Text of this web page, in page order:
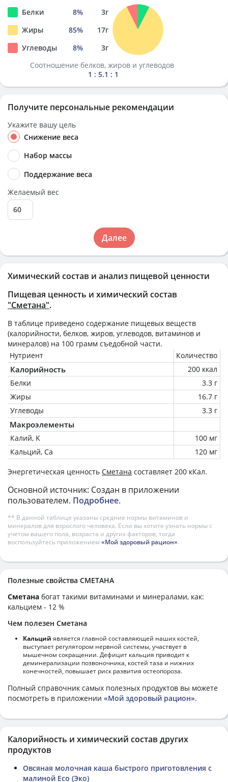
Химический состав и анализ пищевой ценности
Пищевая ценность и химический состав
"Cметана".
В таблице приведено содержание пищевых веществ
(калорийности, белков, жиров, углеводов, витаминов и
минералов) на 100 грамм съедобной части.
Нутриент
Количество
Калорийность
200 ккал
Белки
3.3 г
Жиры
16.7 г
Углеводы
3.3 г
Макроэлементы
Калий, K
100 мг
Кальций, Ca
120 мг
Энергетическая ценность Cметана составляет 200 кКал.
Основной источник: Создан в приложении
пользователем. Подробнее.
** В данной таблице указаны средние нормы витаминов и
минералов для взрослого человека. Если вы хотите узнать нормы с
учетом вашего пола, возраста и других факторов, тогда
воспользуйтесь приложением «Мой здоровый рацион».
Белки 8% 3г
Жиры
85% 17г
Углеводы
8% 3г
Соотношение белков, жиров и углеводов
1 : 5.1 : 1
Получите персональные рекомендации
Укажите вашу цель
Снижение веса
Набор массы
Поддержание веса
Желаемый вес
Далее
Полезные свойства CМЕТАНА
Cметана богат такими витаминами и минералами, как:
кальцием - 12 %
Чем полезен Cметана
Кальций является главной составляющей наших костей,
выступает регулятором нервной системы, участвует в
мышечном сокращении. Дефицит кальция приводит к
деминерализации позвоночника, костей таза и нижних
конечностей, повышает риск развития остеопороза.
Полный справочник самых полезных продуктов вы можете
посмотреть в приложении «Мой здоровый рацион».
Калорийность и химический состав других
продуктов
Овсяная молочная каша быстрого приготовления с
малиной Eco (Эко)